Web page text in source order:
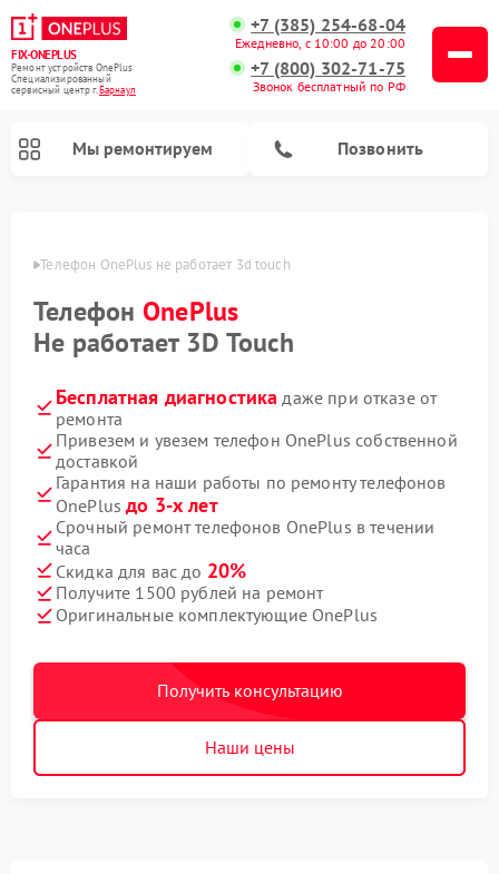
FIX-ONEPLUS
Ремонт устройств OnePlus
Специализированный
cервисный центр г.Барнаул
+7 (385) 254-68-04
Ежедневно, с 10:00 до 20:00
+7 (800) 302-71-75
Звонок бесплатный по РФ
Мы ремонтируем Позвонить
Телефон OnePlus не работает 3d touch
Телефон OnePlus
Не работает 3D Touch
Бесплатная диагностика даже при отказе от
ремонта
Привезем и увезем телефон OnePlus собственной
доставкой
Гарантия на наши работы по ремонту телефонов
OnePlusдо 3-х лет
Срочный ремонт телефонов OnePlus в течении
часа
Скидка для вас до 20%
Получите 1500 рублей на ремонт
Оригинальные комплектующие OnePlus
Получить консультацию
Наши цены